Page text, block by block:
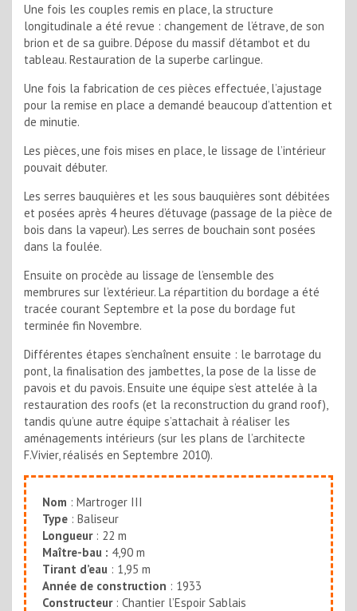
Une fois les couples remis en place, la structure
longitudinale a été revue : changement de l’étrave, de son
brion et de sa guibre. Dépose du massif d’étambot et du
tableau. Restauration de la superbe carlingue.
Une fois la fabrication de ces pièces effectuée, l’ajustage
pour la remise en place a demandé beaucoup d’attention et
de minutie.
Les pièces, une fois mises en place, le lissage de l’intérieur
pouvait débuter.
Les serres bauquières et les sous bauquières sont débitées
et posées après 4 heures d’étuvage (passage de la pièce de
bois dans la vapeur). Les serres de bouchain sont posées
dans la foulée.
Ensuite on procède au lissage de l’ensemble des
membrures sur l’extérieur. La répartition du bordage a été
tracée courant Septembre et la pose du bordage fut
terminée fin Novembre.
Différentes étapes s’enchaînent ensuite : le barrotage du
pont, la finalisation des jambettes, la pose de la lisse de
pavois et du pavois. Ensuite une équipe s’est attelée à la
restauration des roofs (et la reconstruction du grand roof),
tandis qu’une autre équipe s’attachait à réaliser les
aménagements intérieurs (sur les plans de l’architecte
F.Vivier, réalisés en Septembre 2010).
Nom : Martroger III
Type : Baliseur
Longueur: 22 m
Maître-bau : 4,90 m
Tirant d’eau : 1,95 m
Année de construction : 1933
Constructeur: Chantier l’Espoir Sablais